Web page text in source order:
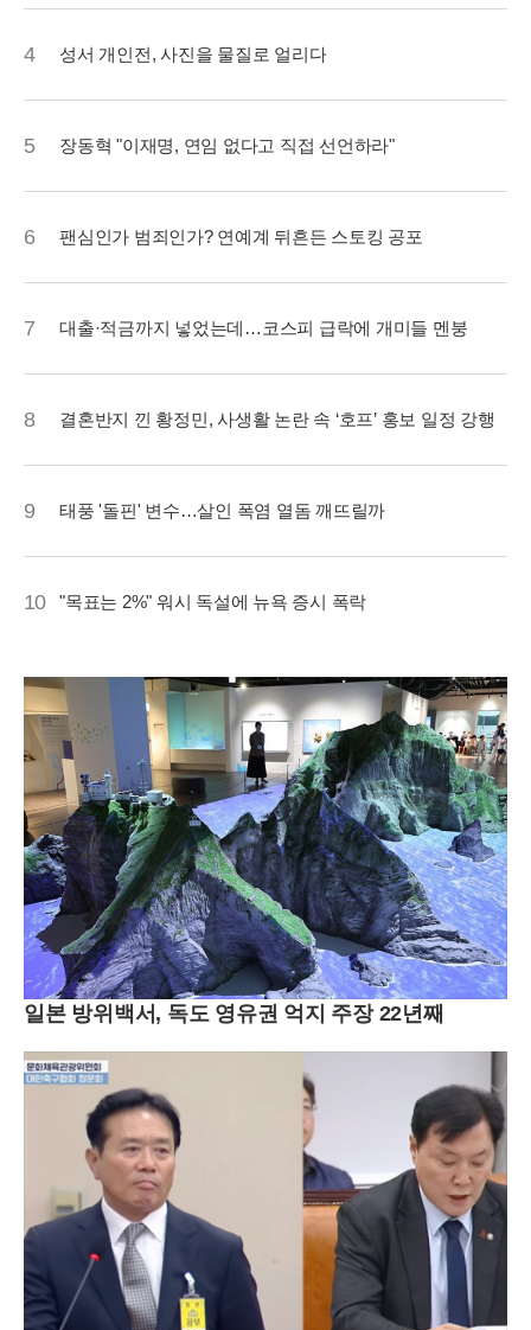
4 성서 개인전, 사진을 물질로 얼리다
5 장동혁 "이재명, 연임 없다고 직접 선언하라"
6 팬심인가 범죄인가? 연예계 뒤흔든 스토킹 공포
7 대출·적금까지 넣었는데…코스피 급락에 개미들 멘붕
8 결혼반지 낀 황정민, 사생활 논란 속 ‘호프’ 홍보 일정 강행
9 태풍 '돌핀' 변수…살인 폭염 열돔 깨뜨릴까
10 "목표는 2%" 워시 독설에 뉴욕 증시 폭락
일본 방위백서, 독도 영유권 억지 주장 22년째